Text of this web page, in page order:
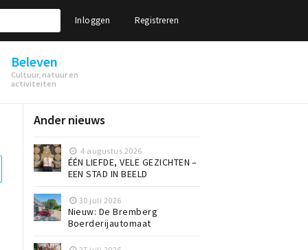
Inloggen Registreren
Beleven
Cultuur, natuur en
activiteiten
Ander nieuws
4 augustus 2026
ÉÉN LIEFDE, VELE GEZICHTEN –
EEN STAD IN BEELD
30 juli 2026
Nieuw: De Bremberg
Boerderijautomaat